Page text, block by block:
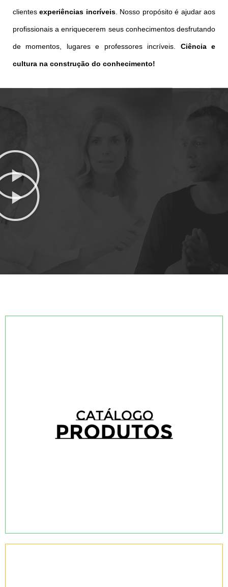
clientesexperiências incríveis. Nosso propósito é ajudar aos
profissionais a enriquecerem seus conhecimentos desfrutando
de momentos, lugares e professores incríveis. Ciência e
cultura na construção do conhecimento!